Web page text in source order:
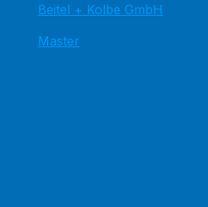
Beitel + Kolbe GmbH
Master